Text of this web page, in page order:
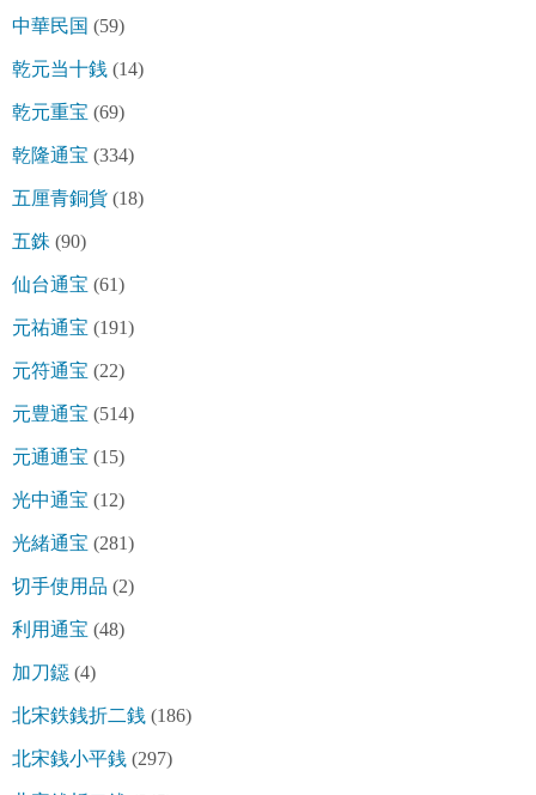
中華民国 (59)
乾元当十銭 (14)
乾元重宝 (69)
乾隆通宝 (334)
五厘青銅貨 (18)
五銖 (90)
仙台通宝 (61)
元祐通宝 (191)
元符通宝 (22)
元豊通宝 (514)
元通通宝 (15)
光中通宝 (12)
光緒通宝 (281)
切手使用品 (2)
利用通宝 (48)
加刀鐚 (4)
北宋鉄銭折二銭 (186)
北宋銭小平銭 (297)